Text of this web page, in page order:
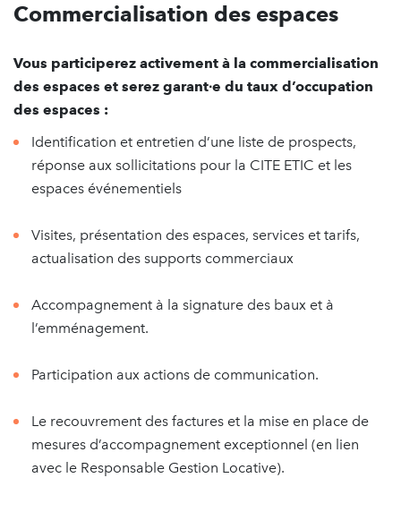
Commercialisation des espaces
Vous participerez activement à la commercialisation
des espaces et serez garant∙e du taux d’occupation
des espaces :
Identification et entretien d’une liste de prospects,
réponse aux sollicitations pour la CITE ETIC et les
espaces événementiels
Visites, présentation des espaces, services et tarifs,
actualisation des supports commerciaux
Accompagnement à la signature des baux et à
l’emménagement.
Participation aux actions de communication.
Le recouvrement des factures et la mise en place de
mesures d’accompagnement exceptionnel (en lien
avec le Responsable Gestion Locative).